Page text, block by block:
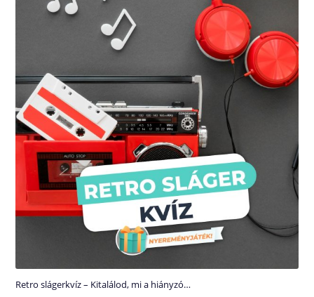
Retro slágerkvíz – Kitalálod, mi a hiányzó…